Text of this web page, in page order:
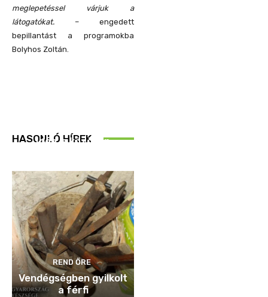
meglepetéssel várjuk a
látogatókat. – engedett
bepillantást a programokba
Bolyhos Zoltán.
HASONLÓ HÍREK
Idén is közösen
REND ŐRE
Vendégségben gyilkolt
a férfi